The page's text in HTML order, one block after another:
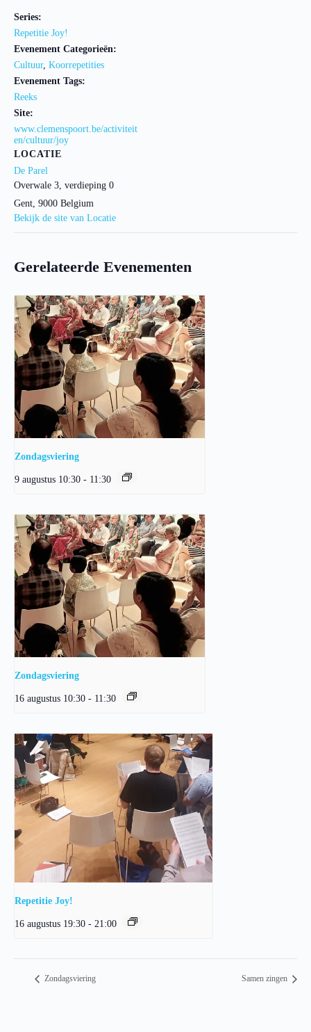
Series:
Repetitie Joy!
Evenement Categorieën:
Cultuur, Koorrepetities
Evenement Tags:
Reeks
Site:
www.clemenspoort.be/activiteit
en/cultuur/joy
LOCATIE
De Parel
Overwale 3, verdieping 0
Gent 9000 Belgium
Bekijk de site van Locatie
Gerelateerde Evenementen
Zondagsviering
9 augustus 10:30 - 11:30
Zondagsviering
16 augustus 10:30 - 11:30
Repetitie Joy!
16 augustus 19:30 - 21:00
Zondagsviering Samen zingen